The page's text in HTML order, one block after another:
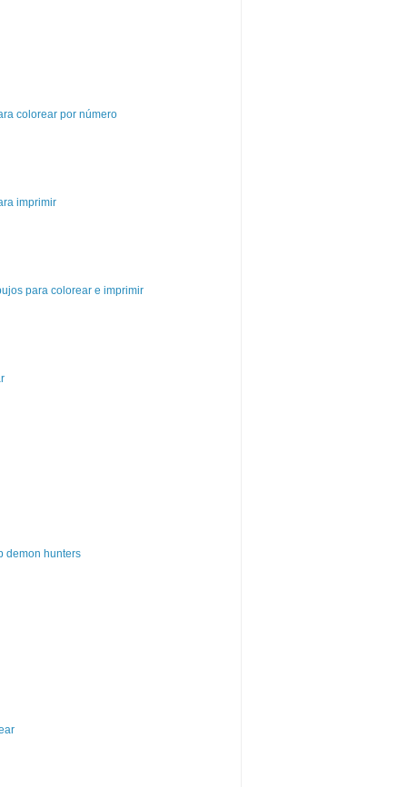
colorear por número
imprimir
para colorear e imprimir
demon hunters